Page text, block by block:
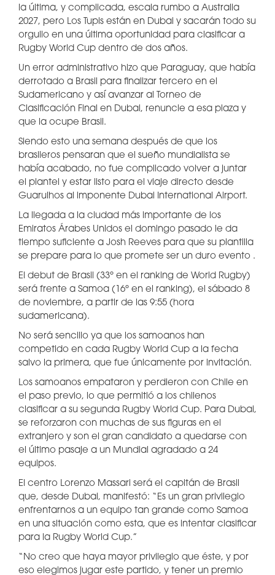
la última, y complicada, escala rumbo a Australia
2027, pero Los Tupis están en Dubai y sacarán todo su
orgullo en una última oportunidad para clasificar a
Rugby World Cup dentro de dos años.
Un error administrativo hizo que Paraguay, que había
derrotado a Brasil para finalizar tercero en el
Sudamericano y así avanzar al Torneo de
Clasificación Final en Dubai, renuncie a esa plaza y
que la ocupe Brasil.
Siendo esto una semana después de que los
brasileros pensaran que el sueño mundialista se
había acabado, no fue complicado volver a juntar
el plantel y estar listo para el viaje directo desde
Guarulhos al imponente Dubai International Airport.
La llegada a la ciudad más importante de los
Emiratos Árabes Unidos el domingo pasado le da
tiempo suficiente a Josh Reeves para que su plantilla
se prepare para lo que promete ser un duro evento .
El debut de Brasil (33º en el ranking de World Rugby)
será frente a Samoa (16º en el ranking), el sábado 8
de noviembre, a partir de las 9:55 (hora
sudamericana).
No será sencillo ya que los samoanos han
competido en cada Rugby World Cup a la fecha
salvo la primera, que fue únicamente por invitación.
Los samoanos empataron y perdieron con Chile en
el paso previo, lo que permitió a los chilenos
clasificar a su segunda Rugby World Cup. Para Dubai,
se reforzaron con muchas de sus figuras en el
extranjero y son el gran candidato a quedarse con
el último pasaje a un Mundial agradado a 24
equipos.
El centro Lorenzo Massari será el capitán de Brasil
que, desde Dubai, manifestó: “Es un gran privilegio
enfrentarnos a un equipo tan grande como Samoa
en una situación como esta, que es intentar clasificar
para la Rugby World Cup.”
“No creo que haya mayor privilegio que éste, y por
eso elegimos jugar este partido, y tener un premio